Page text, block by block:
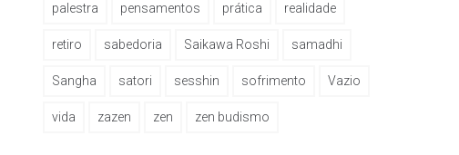
palestra pensamentos prática realidade
retiro sabedoria Saikawa Roshi samadhi
Sangha satori sesshin sofrimento Vazio
vida zazen zen zen budismo